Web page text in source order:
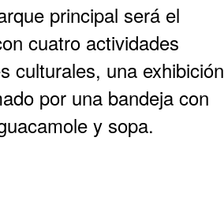
principal será el
cuatro actividades
culturales, una exhibición
por una bandeja con
y sopa.